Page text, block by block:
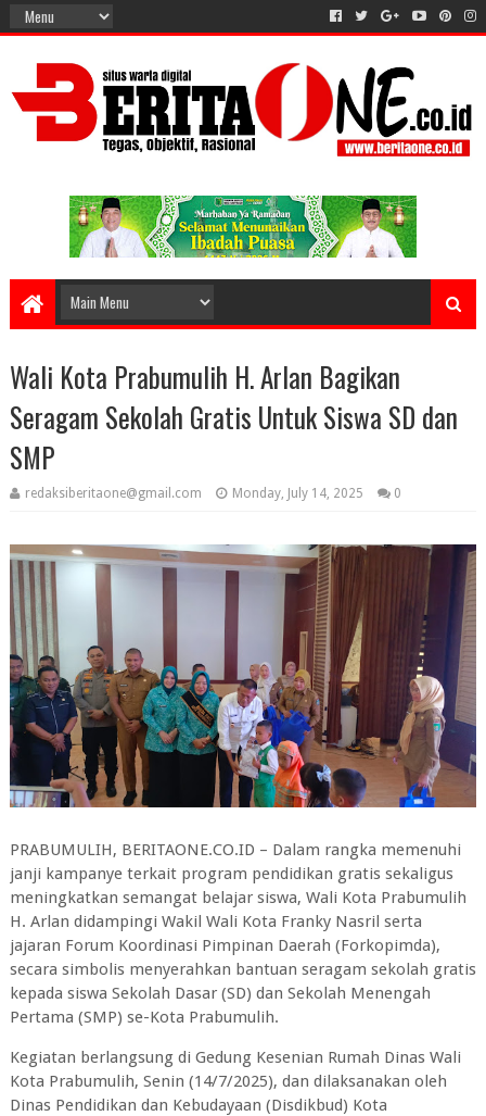
Wali Kota Prabumulih H. Arlan Bagikan
Seragam Sekolah Gratis Untuk Siswa SD dan
SMP
redaksiberitaone@gmail.com Monday, July 14, 2025 0
PRABUMULIH, BERITAONE.CO.ID – Dalam rangka memenuhi
janji kampanye terkait program pendidikan gratis sekaligus
meningkatkan semangat belajar siswa, Wali Kota Prabumulih
H. Arlan didampingi Wakil Wali Kota Franky Nasril serta
jajaran Forum Koordinasi Pimpinan Daerah (Forkopimda),
secara simbolis menyerahkan bantuan seragam sekolah gratis
kepada siswa Sekolah Dasar (SD) dan Sekolah Menengah
Pertama (SMP) se-Kota Prabumulih.
Kegiatan berlangsung di Gedung Kesenian Rumah Dinas Wali
Kota Prabumulih, Senin (14/7/2025), dan dilaksanakan oleh
Dinas Pendidikan dan Kebudayaan (Disdikbud) Kota